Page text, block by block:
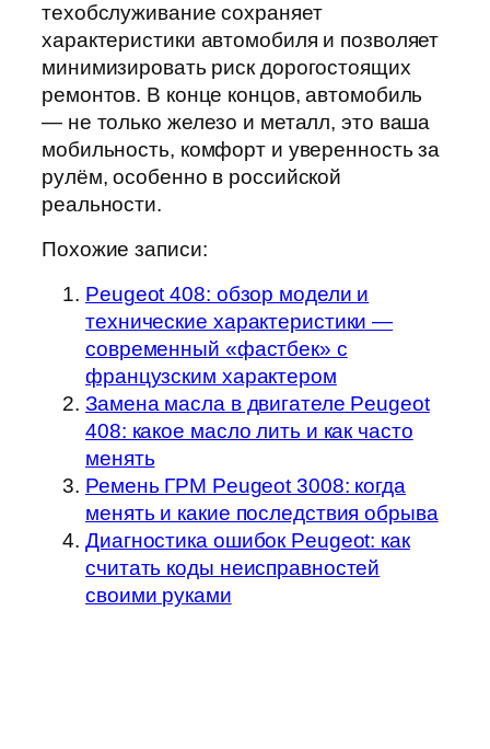
техобслуживание сохраняет
характеристики автомобиля и позволяет
минимизировать риск дорогостоящих
ремонтов. В конце концов, автомобиль
— не только железо и металл, это ваша
мобильность, комфорт и уверенность за
рулём, особенно в российской
реальности.
Похожие записи:
Peugeot 408: обзор модели и
технические характеристики —
современный «фастбек» с
французским характером
Замена масла в двигателе Peugeot
408: какое масло лить и как часто
менять
Ремень ГРМ Peugeot 3008: когда
менять и какие последствия обрыва
Диагностика ошибок Peugeot: как
считать коды неисправностей
своими руками